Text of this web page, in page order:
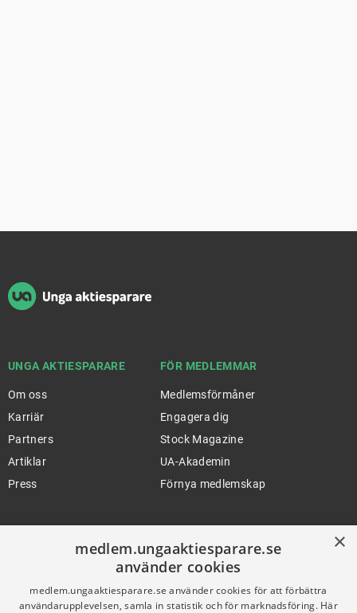
UNGA AKTIESPARARE
Om oss
Karriär
Partners
Artiklar
Press
FÖR MEDLEMMAR
Medlemsförmåner
Engagera dig
Stock Magazine
UA-Akademin
Förnya medlemskap
Ung Privatekonomi
Support
×
medlem.ungaaktiesparare.se
använder cookies
medlem.ungaaktiesparare.se använder cookies för att förbättra
användarupplevelsen, samla in statistik och för marknadsföring. Här